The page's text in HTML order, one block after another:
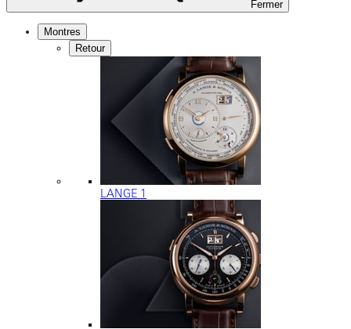
Fermer
Montres
Retour
LANGE 1